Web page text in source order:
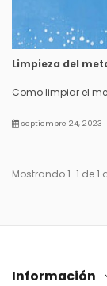
Limpieza del
Como limpiar el
septiembre 24, 2023
Mostrando 1-1 de
Información